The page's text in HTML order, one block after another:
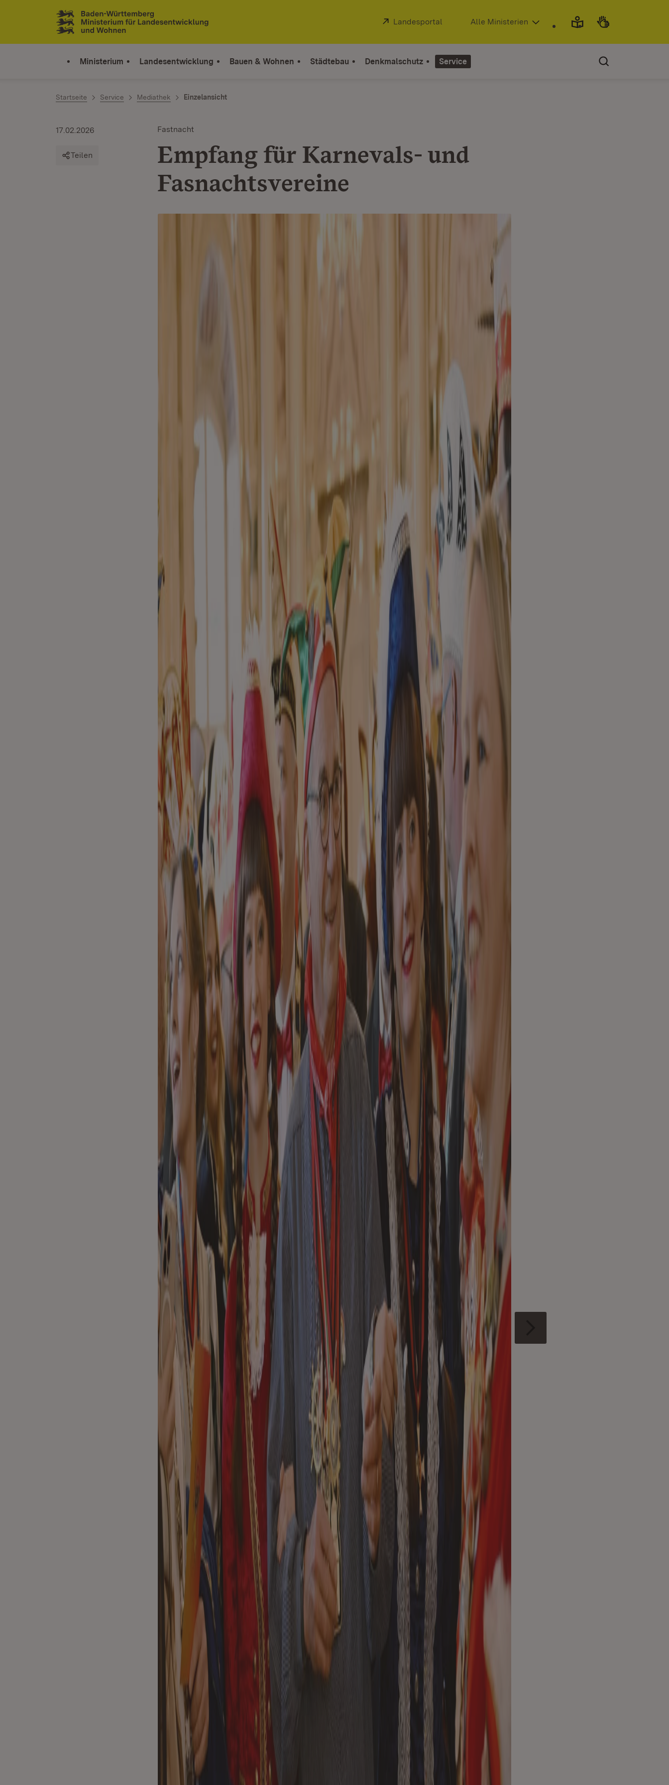
Zum Inhalt springen
Link zur Startseite
Extern:
Landesportal (Öffnet in neuem Fenster)
Alle Ministerien
Ministerium Landesentwicklung Bauen & Wohnen Städtebau Denkmalschutz Service
Startseite Service Mediathek Einzelansicht
Fastnacht
Empfang für Karnevals- und
Fasnachtsvereine
17.02.2026
Teilen